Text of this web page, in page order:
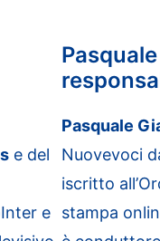
e del
e
Pasquale
Nuovevoci
iscritto
stampa